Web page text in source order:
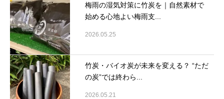
梅雨の湿気対策に竹炭を｜自然素材で
始める心地よい梅雨支...
2026.05.25
竹炭・バイオ炭が未来を変える？ “ただ
の炭”では終わら...
2026.05.21